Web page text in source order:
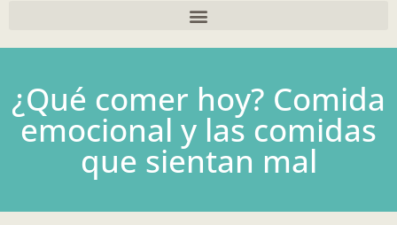
¿Qué comer hoy? Comida
emocional y las comidas
que sientan mal